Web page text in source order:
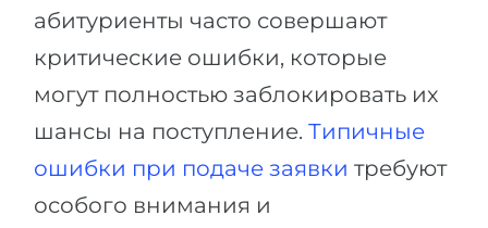
абитуриенты часто совершают
критические ошибки, которые
могут полностью заблокировать их
шансы на поступление. Типичные
ошибки при подаче заявки требуют
особого внимания и